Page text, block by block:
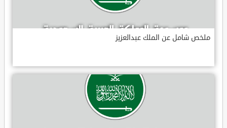
ملخص شامل عن الملك عبدالعزيز